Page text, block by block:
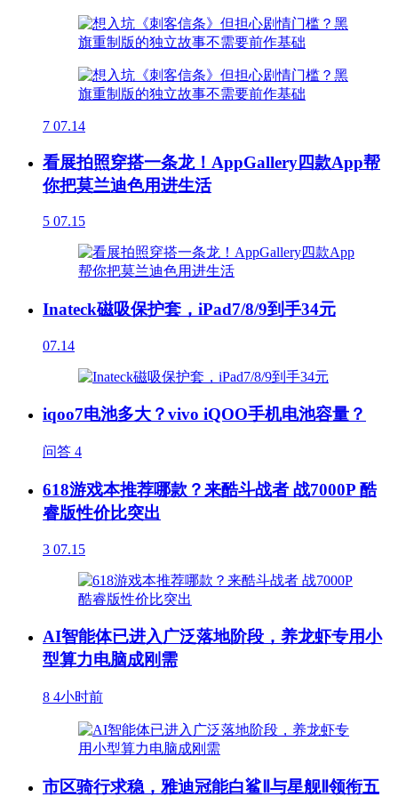
7 07.14
看展拍照穿搭一条龙！AppGallery四款App帮
你把莫兰迪色用进生活
5 07.15
Inateck磁吸保护套，iPad7/8/9到手34元
07.14
iqoo7电池多大？vivo iQOO手机电池容量？
问答 4
618游戏本推荐哪款？来酷斗战者 战7000P 酷
睿版性价比突出
3 07.15
AI智能体已进入广泛落地阶段，养龙虾专用小
型算力电脑成刚需
8 4小时前
市区骑行求稳，雅迪冠能白鲨Ⅱ与星舰Ⅱ领衔五